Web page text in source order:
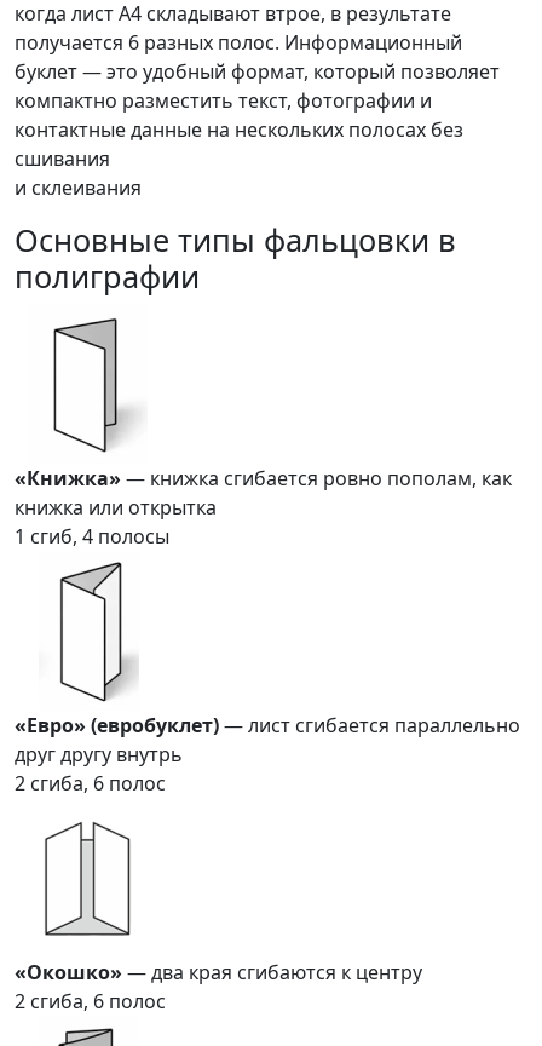
когда лист А4 складывают втрое, в результате
получается 6 разных полос. Информационный
буклет — это удобный формат, который позволяет
компактно разместить текст, фотографии и
контактные данные на нескольких полосах без
сшивания
и склеивания
Основные типы фальцовки в
полиграфии
«Книжка» — книжка сгибается ровно пополам, как
книжка или открытка
1 сгиб, 4 полосы
«Евро» (евробуклет)— лист сгибается параллельно
друг другу внутрь
2 сгиба, 6 полос
«Окошко» — два края сгибаются к центру
2 сгиба, 6 полос